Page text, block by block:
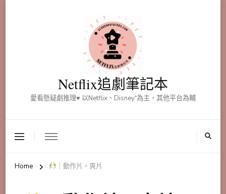
Netflix追劇筆記本
愛看懸疑劇推理♥ 以Netflix、Disney⁺為主，其他平台為輔
Home ｜動作片，爽片